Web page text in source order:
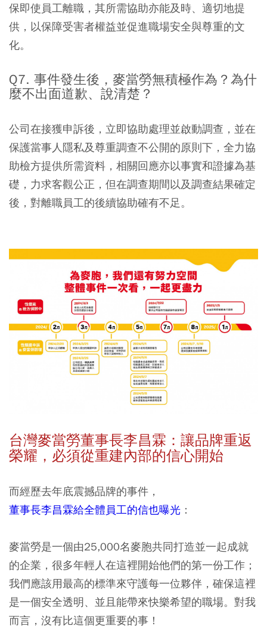
保即使員工離職，其所需協助亦能及時、適切地提
供，以保障受害者權益並促進職場安全與尊重的文
化。
Q7. 事件發生後，麥當勞無積極作為？為什
麼不出面道歉、說清楚？
公司在接獲申訴後，立即協助處理並啟動調查，並在
保護當事人隱私及尊重調查不公開的原則下，全力協
助檢方提供所需資料，相關回應亦以事實和證據為基
礎，力求客觀公正，但在調查期間以及調查結果確定
後，對離職員工的後續協助確有不足。
台灣麥當勞董事長李昌霖：讓品牌重返
榮耀，必須從重建內部的信心開始
而經歷去年底震撼品牌的事件，
董事長李昌霖給全體員工的信也曝光 ：
麥當勞是一個由25,000名麥胞共同打造並一起成就
的企業，很多年輕人在這裡開始他們的第一份工作；
我們應該用最高的標準來守護每一位夥伴，確保這裡
是一個安全透明、並且能帶來快樂希望的職場。對我
而言，沒有比這個更重要的事！